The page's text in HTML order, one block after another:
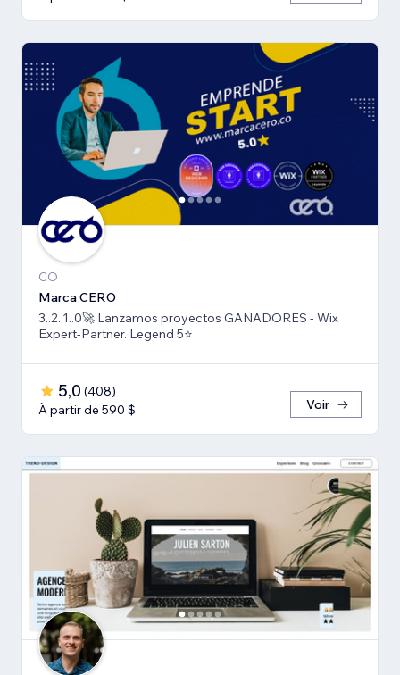
CO
Marca CERO
3..2..1..0🚀 Lanzamos proyectos GANADORES - Wix
Expert-Partner. Legend 5⭐️
5,0 (408)
À partir de 590 $
Voir